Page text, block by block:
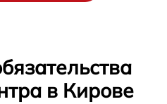
в Кирове